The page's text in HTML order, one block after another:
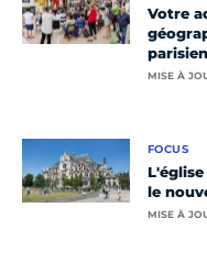
Votre
MISE À
FOCUS
le
MISE À